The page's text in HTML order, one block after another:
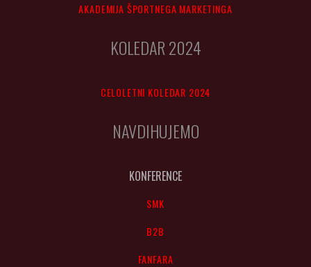
AKADEMIJA ŠPORTNEGA MARKETINGA
KOLEDAR 2024
CELOLETNI KOLEDAR 2024
NAVDIHUJEMO
KONFERENCE
SMK
B2B
FANFARA